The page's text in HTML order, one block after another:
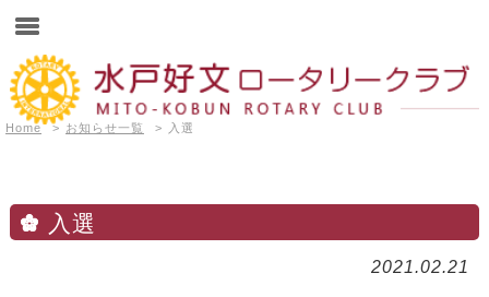
Home > お知らせ一覧 > 入選
入選
2021.02.21